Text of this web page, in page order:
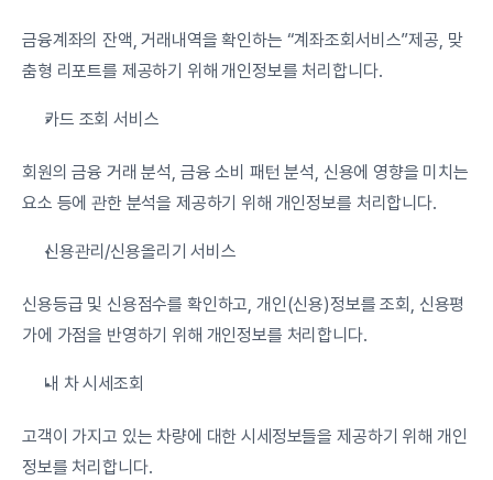
금융계좌의 잔액, 거래내역을 확인하는 “계좌조회서비스”제공, 맞
춤형 리포트를 제공하기 위해 개인정보를 처리합니다.
카드 조회 서비스
회원의 금융 거래 분석, 금융 소비 패턴 분석, 신용에 영향을 미치는
요소 등에 관한 분석을 제공하기 위해 개인정보를 처리합니다.
신용관리/신용올리기 서비스
신용등급 및 신용점수를 확인하고, 개인(신용)정보를 조회, 신용평
가에 가점을 반영하기 위해 개인정보를 처리합니다.
내 차 시세조회
고객이 가지고 있는 차량에 대한 시세정보들을 제공하기 위해 개인
정보를 처리합니다.